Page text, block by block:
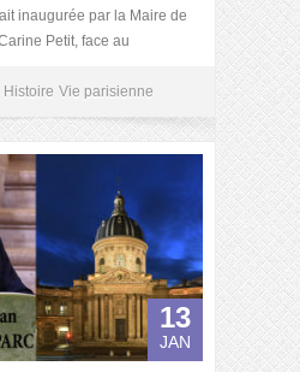
inaugurée par la Maire de
Petit, face au
Histoire Vie parisienne
13
JAN